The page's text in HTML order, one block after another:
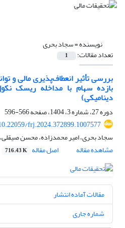
نویسنده =سجاد بحری
تعداد مقالات: 1
بررسی تأثیر انعطاف‌پذیری مالی و
بازده سهام با مداخله ریسک
دینامیکی)
دوره 27، شماره 3، 1404، صفحه
566-596
frj.2024.372899.1007577
سجاد بحری، امیر محمدزاده، محسن
مشاهده مقاله
اصل مقاله 716.43 K
مقالات آماده انتشار
شماره جاری